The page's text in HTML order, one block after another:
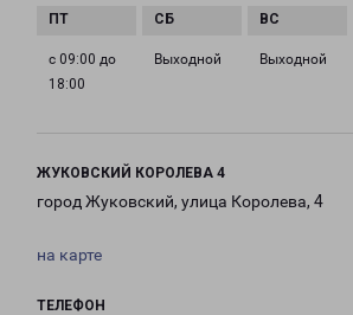
с 09:00 до
18:00
Выходной Выходной
ЖУКОВСКИЙ КОРОЛЕВА 4
город Жуковский, улица Королева, 4
на карте
ТЕЛЕФОН